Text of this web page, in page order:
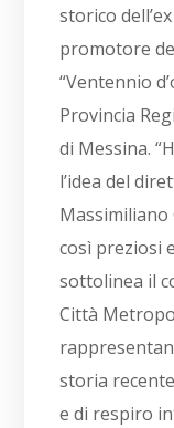
storico
promotore
“Ventennio
Provincia
di Messina.
l’idea del
così preziosi
sottolinea il
Città
storia
e di respiro